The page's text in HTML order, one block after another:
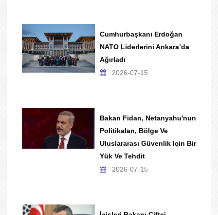
Cumhurbaşkanı Erdoğan
NATO Liderlerini Ankara’da
Ağırladı
2026-07-15
Bakan Fidan, Netanyahu'nun
Politikaları, Bölge Ve
Uluslararası Güvenlik Için Bir
Yük Ve Tehdit
2026-07-15